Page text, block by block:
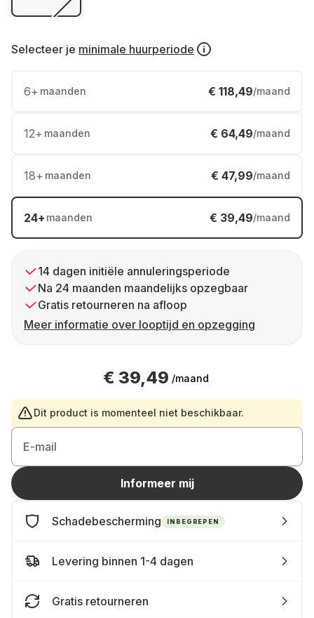
Selecteer je minimale huurperiode
6+ maanden € 118,49/maand
12+ maanden € 64,49/maand
18+ maanden € 47,99/maand
24+ maanden € 39,49/maand
14 dagen initiële annuleringsperiode
Na 24 maanden maandelijks opzegbaar
Gratis retourneren na afloop
Meer informatie over looptijd en opzegging
€ 39,49 /maand
Dit product is momenteel niet beschikbaar.
E-mail
Informeer mij
Schadebescherming INBEGREPEN
Levering binnen 1-4 dagen
Gratis retourneren